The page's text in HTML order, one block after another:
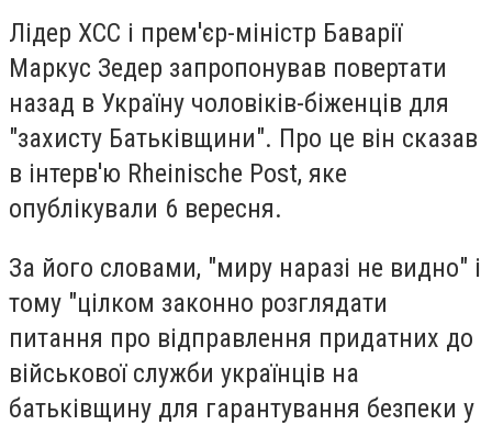
Лідер ХСС і прем'єр-міністр Баварії
Маркус Зедер запропонував повертати
назад в Україну чоловіків-біженців для
"захисту Батьківщини". Про це він сказав
в інтерв'ю Rheinische Post, яке
опублікували 6 вересня.
За його словами, "миру наразі не видно" і
тому "цілком законно розглядати
питання про відправлення придатних до
військової служби українців на
батьківщину для гарантування безпеки у